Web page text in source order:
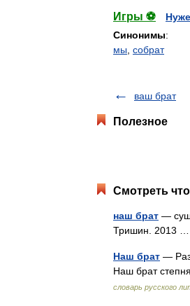
Игры ⚽
Синонимы:
мы собрат
ваш брат
Полезное
Смотреть
наш брат —
Тришин. 2013
Наш брат —
Наш брат
словарь русского